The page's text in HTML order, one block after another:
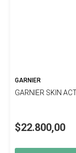
GARNIER
GARNIER SKIN
$22.800,00